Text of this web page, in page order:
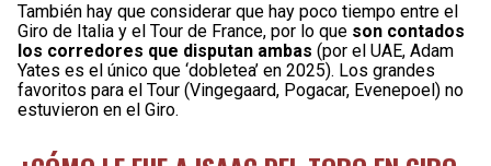
También hay que considerar que hay poco tiempo entre el
Giro de Italia y el Tour de France, por lo que son contados
los corredores que disputan ambas (por el UAE, Adam
Yates es el único que ‘dobletea’ en 2025). Los grandes
favoritos para el Tour (Vingegaard, Pogacar, Evenepoel) no
estuvieron en el Giro.